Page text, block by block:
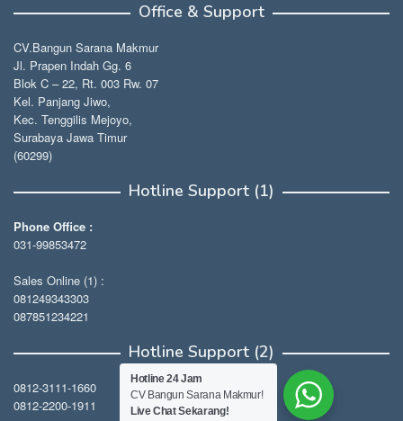
Office & Support
CV.Bangun Sarana Makmur
Jl. Prapen Indah Gg. 6
Blok C – 22, Rt. 003 Rw. 07
Kel. Panjang Jiwo,
Kec. Tenggilis Mejoyo,
Surabaya Jawa Timur
(60299)
Hotline Support (1)
Phone Office :
031-99853472
Sales Online (1) :
081249343303
087851234221
Hotline Support (2)
0812-3111-1660
0812-2200-1911
Hotline 24 Jam
CV Bangun Sarana Makmur!
Live Chat Sekarang!